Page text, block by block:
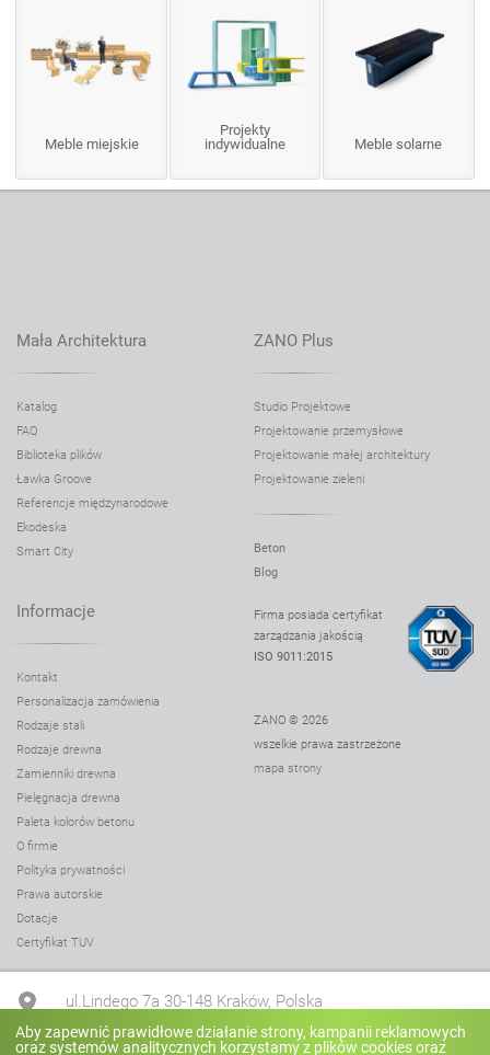
Meble miejskie
Projekty
indywidualne
Meble solarne
Mała Architektura
Katalog
FAQ
Biblioteka plików
Ławka Groove
Referencje międzynarodowe
Ekodeska
Smart City
ZANO Plus
Studio Projektowe
Projektowanie przemysłowe
Projektowanie małej architektury
Projektowanie zieleni
Beton
Blog
Informacje
Kontakt
Personalizacja zamówienia
Rodzaje stali
Rodzaje drewna
Zamienniki drewna
Pielęgnacja drewna
Paleta kolorów betonu
O firmie
Polityka prywatności
Prawa autorskie
Dotacje
Certyfikat TUV
Firma posiada certyfikat
zarządzania jakością
ISO 9011:2015
ZANO © 2026
wszelkie prawa zastrzeżone
mapa strony
ul.Lindego 7a 30-148 Kraków, Polska
Aby zapewnić prawidłowe działanie strony, kampanii reklamowych
oraz systemów analitycznych korzystamy z plików cookies oraz